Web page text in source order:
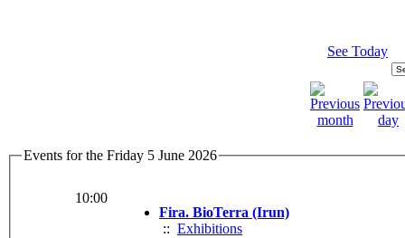
See Today
Events for the Friday 5 June 2026
10:00
Fira. BioTerra (Irun)
:: Exhibitions